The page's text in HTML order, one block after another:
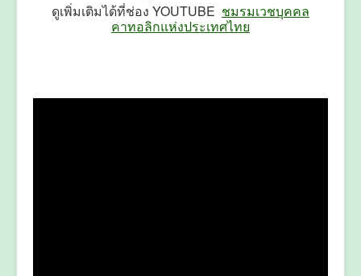
ดูเพิ่มเติมได้ที่ช่อง YOUTUBE ชมรมเวชบุคคล
คาทอลิกแห่งประเทศไทย